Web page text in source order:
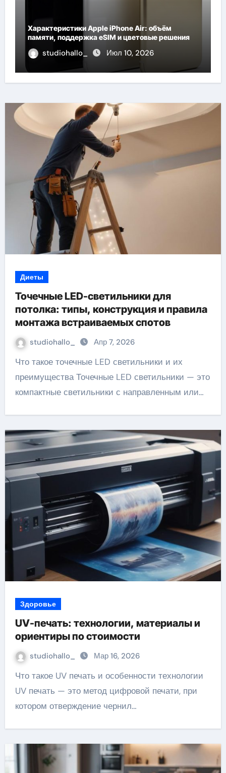
Характеристики Apple iPhone Air: объём
памяти, поддержка eSIM и цветовые решения
studiohallo_ Июл 10, 2026
Диеты
Точечные LED-светильники для
потолка: типы, конструкция и правила
монтажа встраиваемых спотов
studiohallo_ Апр 7, 2026
Что такое точечные LED светильники и их
преимущества Точечные LED светильники — это
компактные светильники с направленным или…
Здоровье
UV-печать: технологии, материалы и
ориентиры по стоимости
studiohallo_ Мар 16, 2026
Что такое UV печать и особенности технологии
UV печать — это метод цифровой печати, при
котором отверждение чернил…